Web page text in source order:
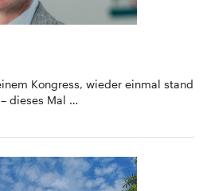
Kongress, wieder einmal stand
dieses Mal …